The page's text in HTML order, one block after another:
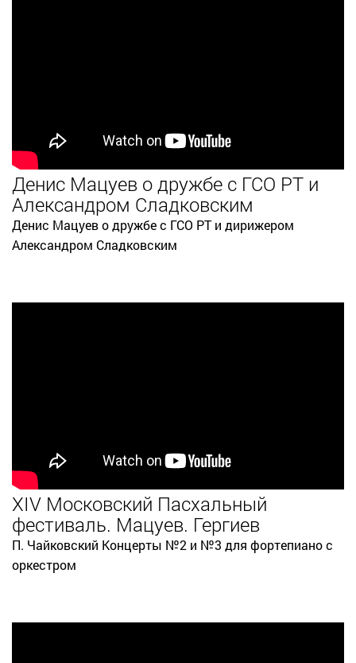
Денис Мацуев о дружбе с ГСО РТ и
Александром Сладковским
Денис Мацуев о дружбе с ГСО РТ и дирижером
Александром Сладковским
XIV Московский Пасхальный
фестиваль. Мацуев. Гергиев
П. Чайковский Концерты №2 и №3 для фортепиано с
оркестром